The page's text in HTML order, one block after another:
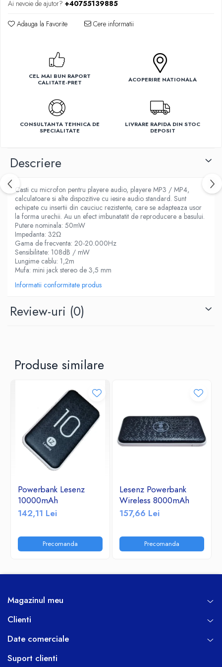
Ai nevoie de ajutor? +40755139885
Adauga la Favorite Cere informatii
CEL MAI BUN RAPORT
CALITATE-PRET
ACOPERIRE NATIONALA
CONSULTANTA TEHNICA DE
SPECIALITATE
LIVRARE RAPIDA DIN STOC
DEPOSIT
Descriere
Casti cu microfon pentru playere audio, playere MP3 / MP4,
calculatoare si alte dispozitive cu iesire audio standard. Sunt
echipate cu insertii din cauciuc rezistente, care se adapteaza usor
la forma urechii. Au un efect imbunatatit de reproducere a basului.
Putere nominala: 50mW
Impedanta: 32Ω
Gama de frecventa: 20-20.000Hz
Sensibilitate: 108dB / mW
Lungime cablu: 1,2m
Mufa: mini jack stereo de 3,5 mm
Informatii conformitate produs
Review-uri (0)
Produse similare
Powerbank Lesenz
10000mAh
142,11 Lei
Precomanda
Lesenz Powerbank
Wireless 8000mAh
157,66 Lei
Precomanda
Magazinul meu
Clienti
Date comerciale
Suport clienti